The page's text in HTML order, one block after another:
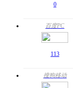
0
百度PC
113
搜狗移动